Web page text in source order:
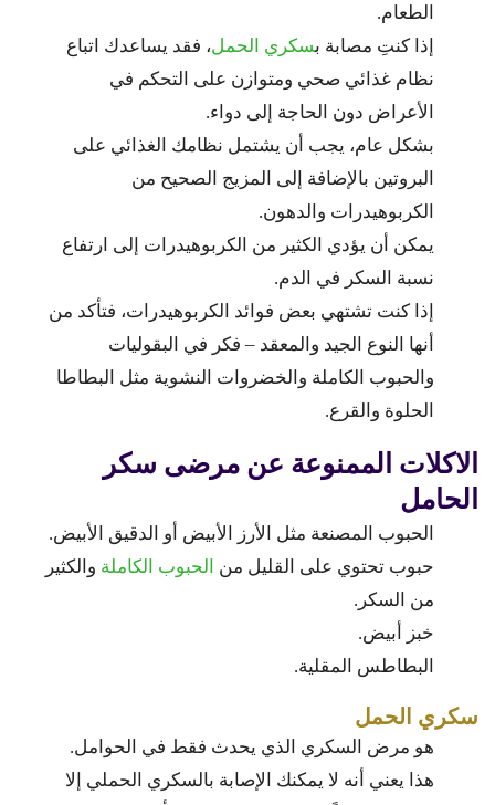
الطعام.
إذا كنتِ مصابة بسكري الحمل، فقد يساعدك اتباع
نظام غذائي صحي ومتوازن على التحكم في
الأعراض دون الحاجة إلى دواء.
بشكل عام، يجب أن يشتمل نظامك الغذائي على
البروتين بالإضافة إلى المزيج الصحيح من
الكربوهيدرات والدهون.
يمكن أن يؤدي الكثير من الكربوهيدرات إلى ارتفاع
نسبة السكر في الدم.
إذا كنت تشتهي بعض فوائد الكربوهيدرات، فتأكد من
أنها النوع الجيد والمعقد – فكر في البقوليات
والحبوب الكاملة والخضروات النشوية مثل البطاطا
الحلوة والقرع.
الاكلات الممنوعة عن مرضى سكر
الحامل
الحبوب المصنعة مثل الأرز الأبيض أو الدقيق الأبيض.
حبوب تحتوي على القليل من الحبوب الكاملة والكثير
من السكر.
خبز أبيض.
البطاطس المقلية.
سكري الحمل
هو مرض السكري الذي يحدث فقط في الحوامل.
هذا يعني أنه لا يمكنك الإصابة بالسكري الحملي إلا